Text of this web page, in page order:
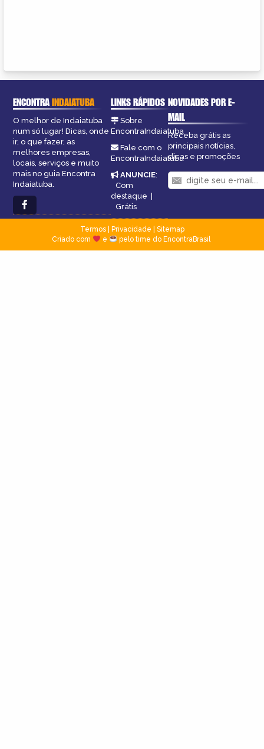
ENCONTRAINDAIATUBA
O melhor de Indaiatuba
num só lugar! Dicas, onde
ir, o que fazer, as
melhores empresas,
locais, serviços e muito
mais no guia Encontra
Indaiatuba.
LINKS RÁPIDOS
Sobre
EncontraIndaiatuba
Fale com o
EncontraIndaiatuba
ANUNCIE:
Com
destaque |
Grátis
NOVIDADES POR E-
MAIL
Receba grátis as
principais notícias,
dicas e promoções
Termos| Privacidade
Sitemap
Criado com
e pelo time do EncontraBrasil